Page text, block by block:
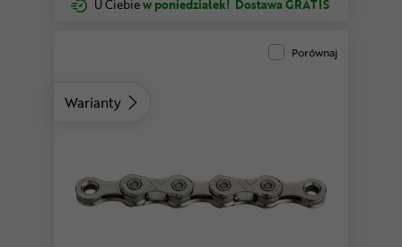
U Ciebiew poniedziałek! Dostawa GRATIS
Warianty
Porównaj